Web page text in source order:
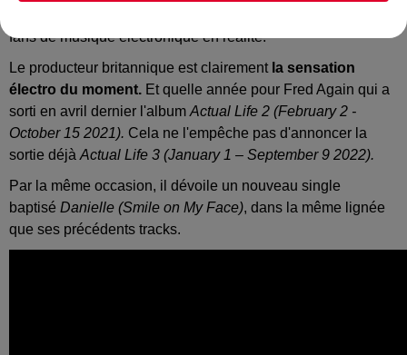
fans de musique électronique en réalité.
Le producteur britannique est clairementla sensation
électro du moment. Et quelle année pour Fred Again qui a
sorti en avril dernier l'album Actual Life 2 (February 2 -
October 15 2021). Cela ne l'empêche pas d'annoncer la
sortie déjà Actual Life 3 (January 1 – September 9 2022).
Par la même occasion, il dévoile un nouveau single
baptisé Danielle (Smile on My Face), dans la même lignée
que ses précédents tracks.